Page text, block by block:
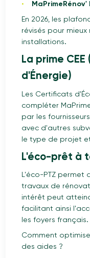
MaPrimeRénov'
En 2026, les
révisés pour
installations.
La prime
d'Énergie)
Les Certificats
compléter
par les
avec d'autres
le type de projet
L'éco-prêt à
L'éco-PTZ permet
travaux de
intérêt peut
facilitant ainsi
les foyers français.
Comment
des aides ?